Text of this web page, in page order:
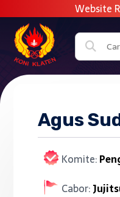
Agus
Komite:
Cabor: